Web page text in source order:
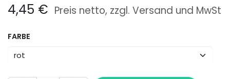
4,45 € Preis netto, zzgl. Versand und MwSt
FARBE